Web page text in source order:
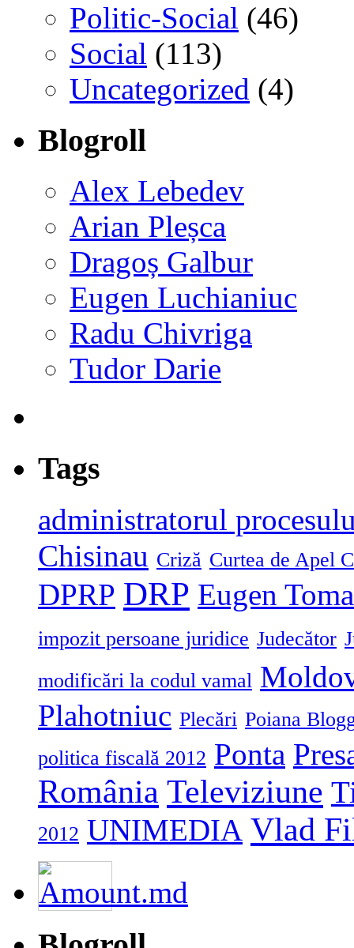
Politic-Social (46)
Social (113)
Uncategorized (4)
Blogroll
Alex Lebedev
Arian Pleșca
Dragoș Galbur
Eugen Luchianiuc
Radu Chivriga
Tudor Darie
Tags
administratorul
Chisinau Criză Curtea de Apel
DPRP DRP Eugen
impozit persoane juridice Judecător
modificări la codul vamal
Plahotniuc Plecări Poiana
politica fiscală 2012 Ponta
România Televiziune
2012 UNIMEDIA Vlad